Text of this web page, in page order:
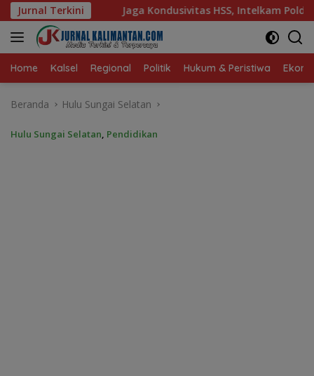
Langsung
ke
konten
Jurnal Terkini
Kondusivitas HSS, Intelkam Polda Kalsel Dorong Persatuan
Home Kalsel Regional Politik Hukum & Peristiwa
Beranda Hulu Sungai Selatan
Hulu Sungai Selatan, Pendidikan